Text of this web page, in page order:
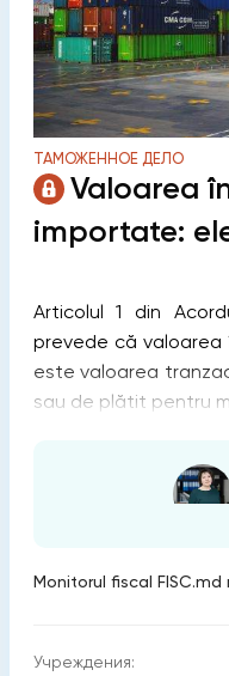
ТАМОЖЕННОЕ ДЕЛО
Valoarea
importate:
Articolul 1 din
prevede că valoarea
este valoarea
sau de plătit pentru
Monitorul fiscal FISC.md
Учреждения: